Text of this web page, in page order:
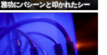
雅功にパシーンと叩かれたシー
ンがオンエアされず「障害者相
手だと放送されなくなる。俺、
逆差別だと思って」